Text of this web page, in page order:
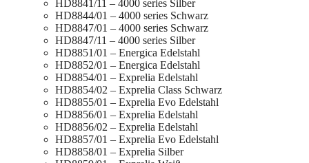
HD8841/11 – 4000 series Silber
HD8844/01 – 4000 series Schwarz
HD8847/01 – 4000 series Schwarz
HD8847/11 – 4000 series Silber
HD8851/01 – Energica Edelstahl
HD8852/01 – Energica Edelstahl
HD8854/01 – Exprelia Edelstahl
HD8854/02 – Exprelia Class Schwarz
HD8855/01 – Exprelia Evo Edelstahl
HD8856/01 – Exprelia Edelstahl
HD8856/02 – Exprelia Edelstahl
HD8857/01 – Exprelia Evo Edelstahl
HD8858/01 – Exprelia Silber